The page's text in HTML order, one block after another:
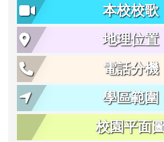
本校校歌
地理位置
電話分機
學區範圍
校園平面圖